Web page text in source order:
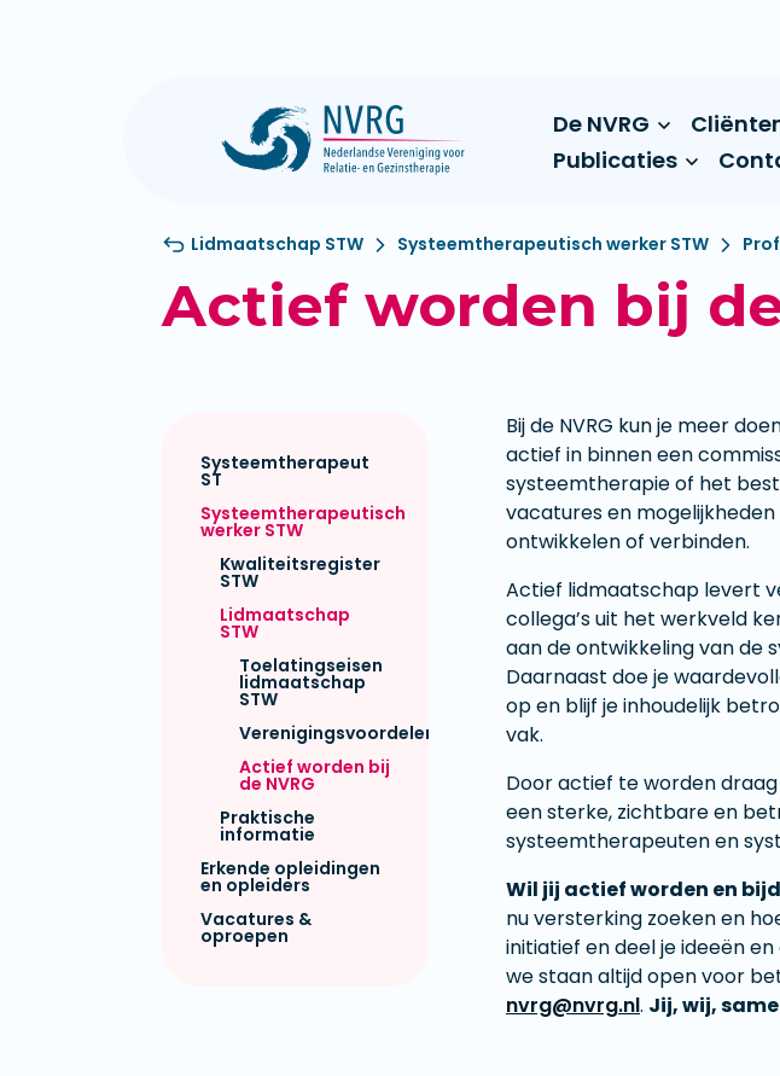
De NVRG
Publicaties
Lidmaatschap STW Systeemtherapeutisch werker STW
Actief worden bij de
Systeemtherapeut
ST
Systeemtherapeutisch
werker STW
Kwaliteitsregister
STW
Lidmaatschap
STW
Toelatingseisen
lidmaatschap
STW
Verenigingsvoordelen
Actief worden bij
de NVRG
Praktische
informatie
Erkende opleidingen
en opleiders
Vacatures &
oproepen
Bij de NVRG kun je meer
actief in binnen een
systeemtherapie of het
vacatures en
ontwikkelen of verbinden.
Actief lidmaatschap levert
collega’s uit het werkveld
aan de ontwikkeling van de
Daarnaast doe je
op en blijf je inhoudelijk
vak.
Door actief te worden draag
een sterke, zichtbare en
systeemtherapeuten en
Wil jij actief worden en
nu versterking zoeken en
initiatief en deel je ideeën
we staan altijd open voor
nvrg@nvrg.nl. Jij, wij,